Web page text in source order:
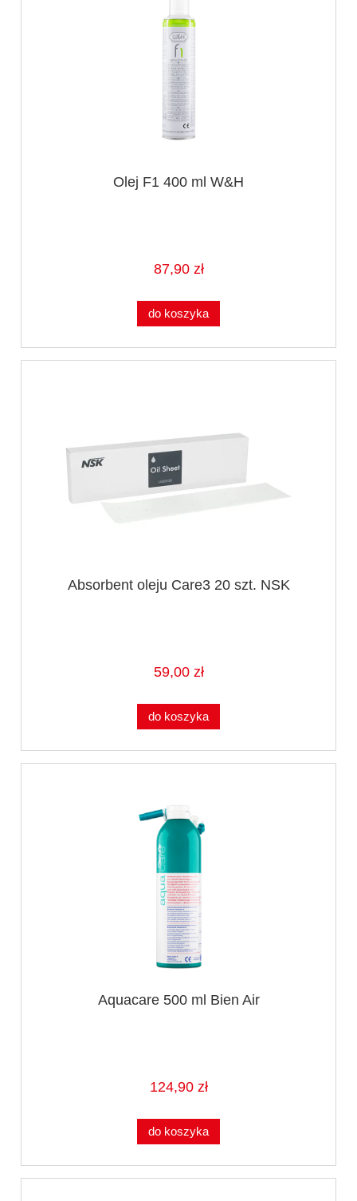
Olej F1 400 ml W&H
87,90 zł
do koszyka
Absorbent oleju Care3 20 szt. NSK
59,00 zł
do koszyka
Aquacare 500 ml Bien Air
124,90 zł
do koszyka